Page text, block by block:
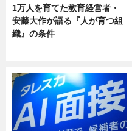
1万人を育てた教育経営者・
安藤大作が語る『人が育つ組
織』の条件